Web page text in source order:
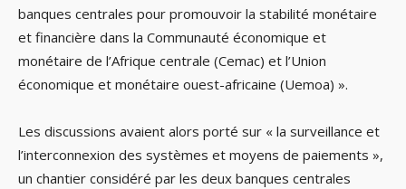
banques centrales pour promouvoir la stabilité monétaire
et financière dans la Communauté économique et
monétaire de l’Afrique centrale (Cemac) et l’Union
économique et monétaire ouest-africaine (Uemoa) ».
Les discussions avaient alors porté sur « la surveillance et
l’interconnexion des systèmes et moyens de paiements »,
un chantier considéré par les deux banques centrales